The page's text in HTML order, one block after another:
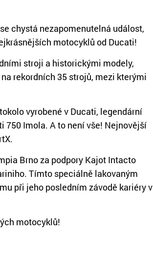
chystá nezapomenutelná událost,
motocyklů od Ducati!
stroji a historickými modely,
rekordních 35 strojů, mezi kterými
vyrobené v Ducati, legendární
750 Imola. A to není vše! Nejnovější
Brno za podpory Kajot Intacto
Tímto speciálně lakovaným
při jeho posledním závodě kariéry v
motocyklů!